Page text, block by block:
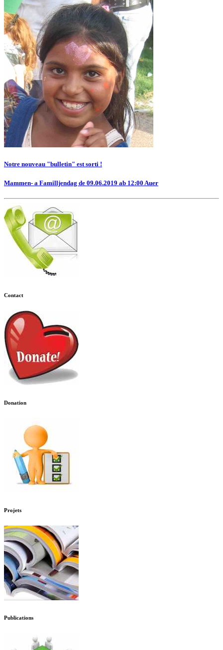
Notre nouveau "bulletin" est sorti !
Mammen- a Familljendag de 09.06.2019 ab 12:00 Auer
Contact
Donation
Projets
Publications